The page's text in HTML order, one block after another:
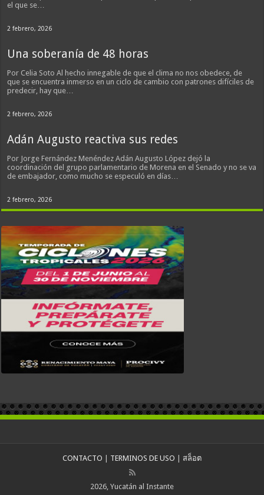
el que se…
2 febrero, 2026
Una soberanía de 48 horas
Por Celia Soto Al hecho innegable de que el clima no nos obedece, de
que se encuentra inmerso en un ciclo de cambio con patrones difíciles de
predecir, hay que…
2 febrero, 2026
Adán Augusto reactiva sus redes
Por Jorge Fernández Menéndez Adán Augusto López dejó la
coordinación del grupo parlamentario de Morena en el Senado y no se va
de embajador, como mucho se especuló en días…
2 febrero, 2026
CONTACTO TERMINOS DE USO สล็อต
2026, Yucatán al Instante